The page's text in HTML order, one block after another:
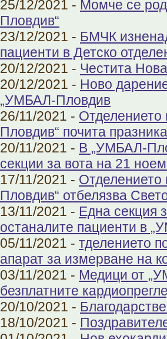
25/12/2021 - Момче се
Пловдив“
23/12/2021 - БМЧК
пациенти в Детско
20/12/2021 - Честита
20/12/2021 - Ново
„УМБАЛ-Пловдив
26/11/2021 -
Пловдив“ почита
20/11/2021 - В „УМБАЛ-
секции за вота на 21
17/11/2021 -
Пловдив“ отбелязва
13/11/2021 - Една секция
останалите пациенти в
05/11/2021 - тделението
апарат за измерване на
03/11/2021 - Медици от
безплатните
20/10/2021 -
18/10/2021 -